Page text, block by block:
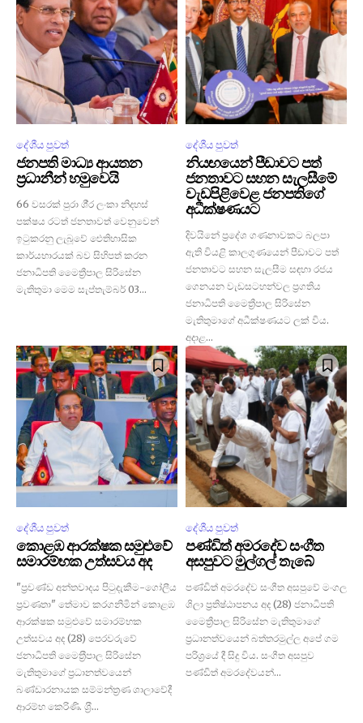
දේශීය පුවත්
ජනපති මාධ්‍ය ආයතන
ප්‍ර‍ධානීන් හමුවෙයි
66 වසරක් පුරා ශී‍්‍ර ලංකා නිදහස්
පක්ෂය රටත් ජනතාවත් වෙනුවෙන්
ඉටුකරනු ලැබූවේ ඓතිහාසික
කාර්යභාරයක් බව සිහිපත් කරන
ජනාධිපති මෛත්‍රීපාල සිරිසේන
මැතිතුමා මෙම සැප්තැම්බර් 03...
දේශීය පුවත්
නියඟයෙන් පීඩාවට පත්
ජනතාවට සහන සැලසීමේ
වැඩපිළිවෙළ ජනපතිගේ
අධීක්ෂණයට
දිවයිනේ ප‍්‍රදේශ ගණනාවකට බලපා
ඇති වියළි කාලගුණයෙන් පීඩාවට පත්
ජනතාවට සහන සැලසීම සඳහා රජය
ගෙනයන වැඩසටහන්වල ප‍්‍රගතිය
ජනාධිපති මෛත්‍රීපාල සිරිසේන
මැතිතුමාගේ අධීක්ෂණයට ලක් විය.
අදාළ...
දේශීය පුවත්
කොළඹ ආරක්ෂක සමුළුවේ
සමාරම්භක උත්සවය අද
"ප‍්‍රචණ්ඩ අන්තවාදය පිටුදැකීම-ගෝලීය
ප‍්‍රවණතා" තේමාව කරගනිමින් කොළඹ
ආරක්ෂක සමුළුවේ සමාරම්භක
උත්සවය අද (28) පෙරවරුවේ
ජනාධිපති මෛත‍්‍රීපාල සිරිසේන
මැතිතුමාගේ ප‍්‍රධානත්වයෙන්
බණ්ඩාරනායක සම්මන්ත‍්‍රණ ශාලාවේදී
ආරම්භ කෙරිණි. ශ‍්‍රී...
දේශීය පුවත්
පණ්ඩිත් අමරදේව සංගීත
අසපුවට මුල්ගල් තැබේ
පණ්ඩිත් අමරදේව සංගීත අසපුවේ මංගල
ශිලා ප්‍රතිෂ්ඨාපනය අද (28) ජනාධිපති
මෛත්‍රීපාල සිරිසේන මැතිතුමාගේ
ප්‍රධානත්වයෙන් බත්තරමුල්ල අපේ ගම
පරිශ්‍රයේ දී සිදු විය. සංගීත අසපුව
පණ්ඩිත් අමරදේවයන්...